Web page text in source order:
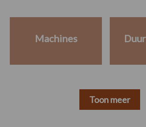
Machines
Toon meer